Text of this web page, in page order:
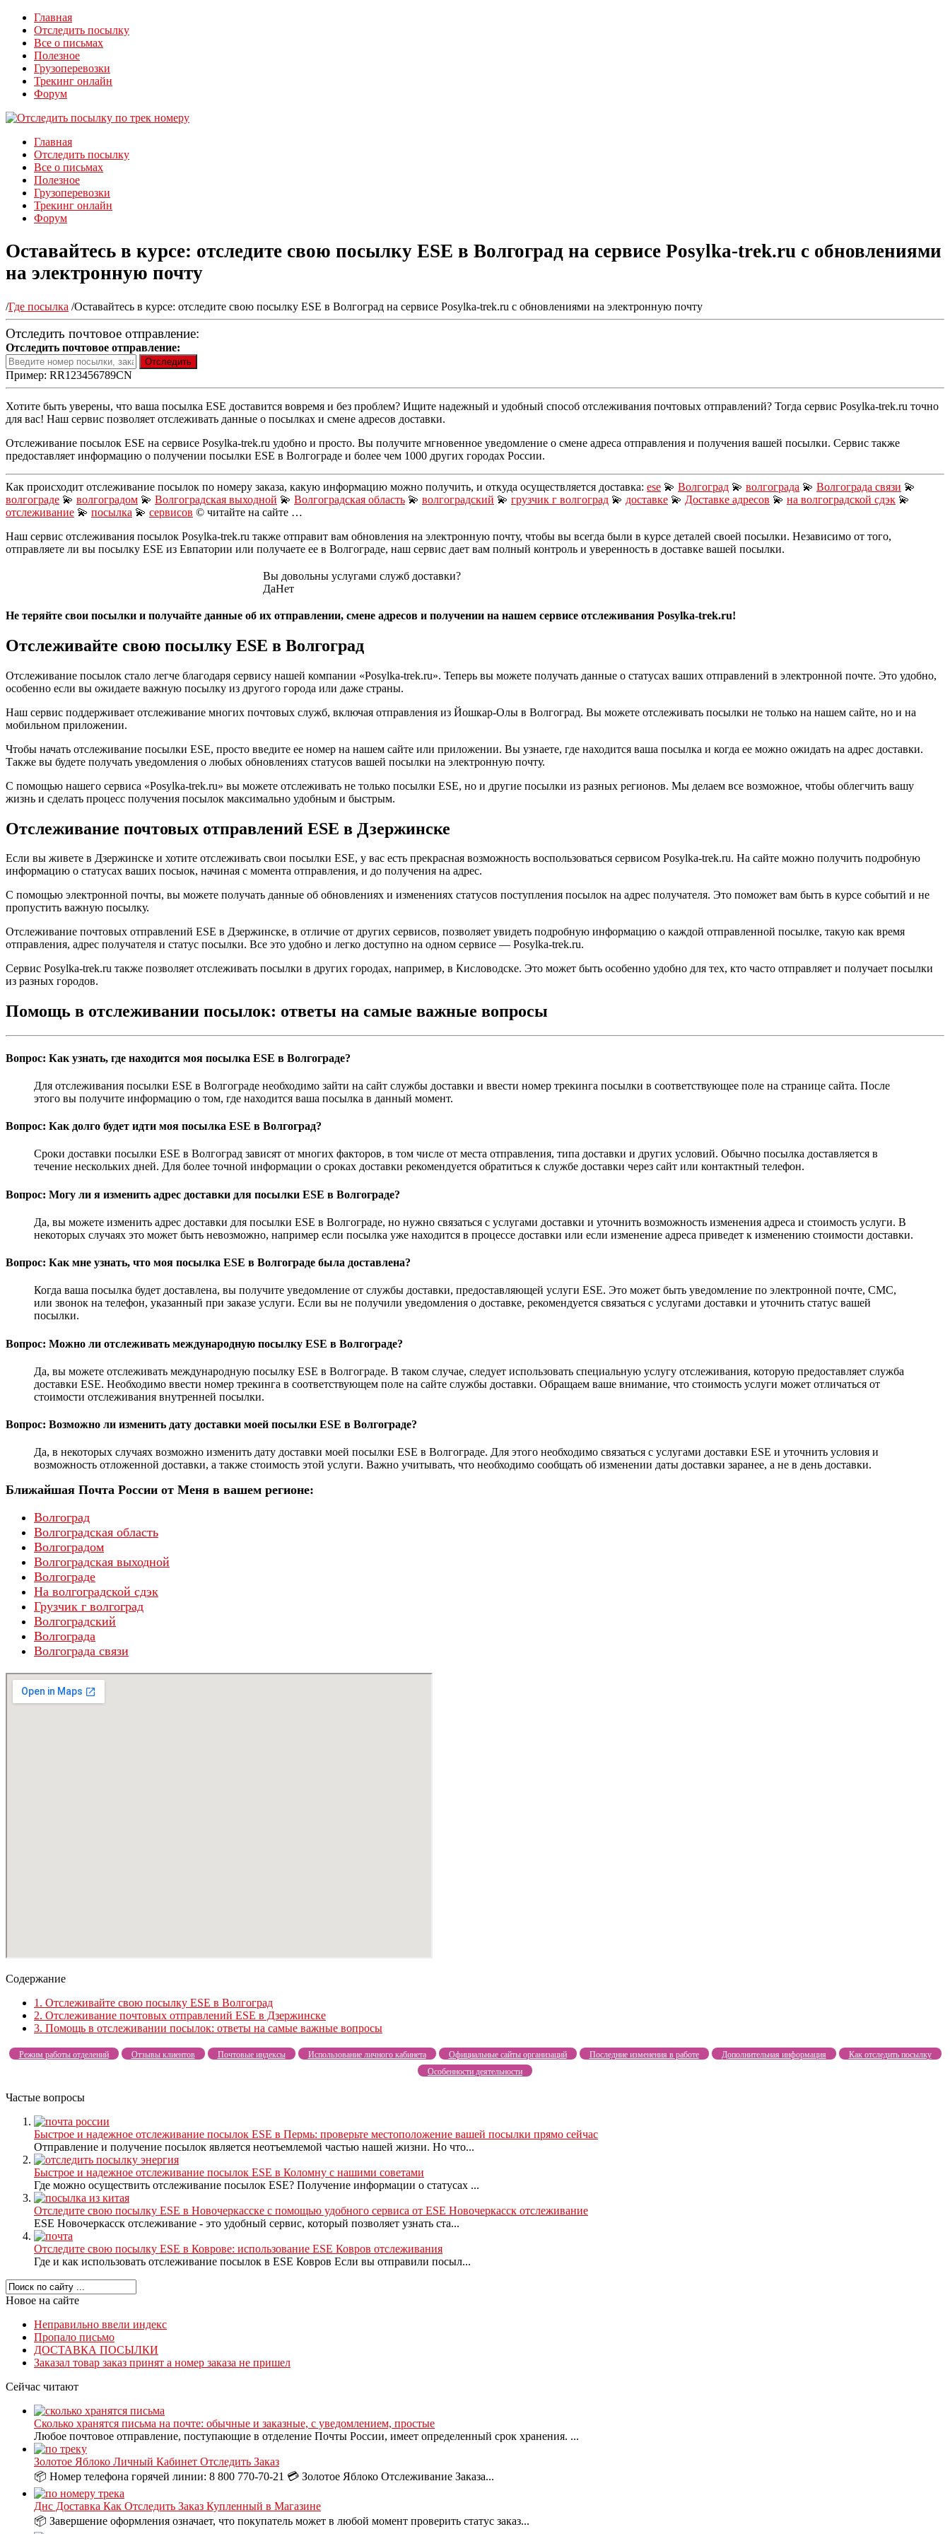
Главная
Отследить посылку
Все о письмах
Полезное
Грузоперевозки
Трекинг онлайн
Форум
Главная
Отследить посылку
Все о письмах
Полезное
Грузоперевозки
Трекинг онлайн
Форум
Оставайтесь в курсе: отследите свою посылку ESE в Волгоград на сервисе Posylka-trek.ru с обновлениями
на электронную почту
/Где посылка /Оставайтесь в курсе: отследите свою посылку ESE в Волгоград на сервисе Posylka-trek.ru с обновлениями на электронную почту
Отследить почтовое отправление:
Отследить почтовое отправление:
Пример: RR123456789CN
Хотите быть уверены, что ваша посылка ESE доставится вовремя и без проблем? Ищите надежный и удобный способ отслеживания почтовых отправлений? Тогда сервис Posylka-trek.ru точно
для вас! Наш сервис позволяет отслеживать данные о посылках и смене адресов доставки.
Отслеживание посылок ESE на сервисе Posylka-trek.ru удобно и просто. Вы получите мгновенное уведомление о смене адреса отправления и получения вашей посылки. Сервис также
предоставляет информацию о получении посылки ESE в Волгограде и более чем 1000 других городах России.
Как происходит отслеживание посылок по номеру заказа, какую информацию можно получить, и откуда осуществляется доставка: ese 💫 Волгоград 💫 волгограда 💫 Волгограда связи 💫
волгограде 💫 волгоградом 💫 Волгоградская выходной 💫 Волгоградская область 💫 волгоградский 💫 грузчик г волгоград 💫 доставке 💫 Доставке адресов 💫 на волгоградской сдэк 💫
отслеживание 💫 посылка 💫 сервисов © читайте на сайте …
Наш сервис отслеживания посылок Posylka-trek.ru также отправит вам обновления на электронную почту, чтобы вы всегда были в курсе деталей своей посылки. Независимо от того,
отправляете ли вы посылку ESE из Евпатории или получаете ее в Волгограде, наш сервис дает вам полный контроль и уверенность в доставке вашей посылки.
Вы довольны услугами служб доставки?
ДаНет
Не теряйте свои посылки и получайте данные об их отправлении, смене адресов и получении на нашем сервисе отслеживания Posylka-trek.ru!
Отслеживайте свою посылку ESE в Волгоград
Отслеживание посылок стало легче благодаря сервису нашей компании «Posylka-trek.ru». Теперь вы можете получать данные о статусах ваших отправлений в электронной почте. Это удобно,
особенно если вы ожидаете важную посылку из другого города или даже страны.
Наш сервис поддерживает отслеживание многих почтовых служб, включая отправления из Йошкар-Олы в Волгоград. Вы можете отслеживать посылки не только на нашем сайте, но и на
мобильном приложении.
Чтобы начать отслеживание посылки ESE, просто введите ее номер на нашем сайте или приложении. Вы узнаете, где находится ваша посылка и когда ее можно ожидать на адрес доставки.
Также вы будете получать уведомления о любых обновлениях статусов вашей посылки на электронную почту.
С помощью нашего сервиса «Posylka-trek.ru» вы можете отслеживать не только посылки ESE, но и другие посылки из разных регионов. Мы делаем все возможное, чтобы облегчить вашу
жизнь и сделать процесс получения посылок максимально удобным и быстрым.
Отслеживание почтовых отправлений ESE в Дзержинске
Если вы живете в Дзержинске и хотите отслеживать свои посылки ESE, у вас есть прекрасная возможность воспользоваться сервисом Posylka-trek.ru. На сайте можно получить подробную
информацию о статусах ваших посыок, начиная с момента отправления, и до получения на адрес.
С помощью электронной почты, вы можете получать данные об обновлениях и изменениях статусов поступления посылок на адрес получателя. Это поможет вам быть в курсе событий и не
пропустить важную посылку.
Отслеживание почтовых отправлений ESE в Дзержинске, в отличие от других сервисов, позволяет увидеть подробную информацию о каждой отправленной посылке, такую как время
отправления, адрес получателя и статус посылки. Все это удобно и легко доступно на одном сервисе — Posylka-trek.ru.
Сервис Posylka-trek.ru также позволяет отслеживать посылки в других городах, например, в Кисловодске. Это может быть особенно удобно для тех, кто часто отправляет и получает посылки
из разных городов.
Помощь в отслеживании посылок: ответы на самые важные вопросы
Вопрос: Как узнать, где находится моя посылка ESE в Волгограде?
Для отслеживания посылки ESE в Волгограде необходимо зайти на сайт службы доставки и ввести номер трекинга посылки в соответствующее поле на странице сайта. После
этого вы получите информацию о том, где находится ваша посылка в данный момент.
Вопрос: Как долго будет идти моя посылка ESE в Волгоград?
Сроки доставки посылки ESE в Волгоград зависят от многих факторов, в том числе от места отправления, типа доставки и других условий. Обычно посылка доставляется в
течение нескольких дней. Для более точной информации о сроках доставки рекомендуется обратиться к службе доставки через сайт или контактный телефон.
Вопрос: Могу ли я изменить адрес доставки для посылки ESE в Волгограде?
Да, вы можете изменить адрес доставки для посылки ESE в Волгограде, но нужно связаться с услугами доставки и уточнить возможность изменения адреса и стоимость услуги. В
некоторых случаях это может быть невозможно, например если посылка уже находится в процессе доставки или если изменение адреса приведет к изменению стоимости доставки.
Вопрос: Как мне узнать, что моя посылка ESE в Волгограде была доставлена?
Когда ваша посылка будет доставлена, вы получите уведомление от службы доставки, предоставляющей услуги ESE. Это может быть уведомление по электронной почте, СМС,
или звонок на телефон, указанный при заказе услуги. Если вы не получили уведомления о доставке, рекомендуется связаться с услугами доставки и уточнить статус вашей
посылки.
Вопрос: Можно ли отслеживать международную посылку ESE в Волгограде?
Да, вы можете отслеживать международную посылку ESE в Волгограде. В таком случае, следует использовать специальную услугу отслеживания, которую предоставляет служба
доставки ESE. Необходимо ввести номер трекинга в соответствующем поле на сайте службы доставки. Обращаем ваше внимание, что стоимость услуги может отличаться от
стоимости отслеживания внутренней посылки.
Вопрос: Возможно ли изменить дату доставки моей посылки ESE в Волгограде?
Да, в некоторых случаях возможно изменить дату доставки моей посылки ESE в Волгограде. Для этого необходимо связаться с услугами доставки ESE и уточнить условия и
возможность отложенной доставки, а также стоимость этой услуги. Важно учитывать, что необходимо сообщать об изменении даты доставки заранее, а не в день доставки.
Ближайшая Почта России от Меня в вашем регионе:
Волгоград
Волгоградская область
Волгоградом
Волгоградская выходной
Волгограде
На волгоградской сдэк
Грузчик г волгоград
Волгоградский
Волгограда
Волгограда связи
Содержание
1. Отслеживайте свою посылку ESE в Волгоград
2. Отслеживание почтовых отправлений ESE в Дзержинске
3. Помощь в отслеживании посылок: ответы на самые важные вопросы
Режим работы отделений Отзывы клиентов Почтовые индексы Использование личного кабинета Официальные сайты организаций Последние изменения в работе Дополнительная информация
Как отследить посылку
Особенности деятельности
Частые вопросы
Быстрое и надежное отслеживание посылок ESE в Пермь: проверьте местоположение вашей посылки прямо сейчас
Отправление и получение посылок является неотъемлемой частью нашей жизни. Но что...
Быстрое и надежное отслеживание посылок ESE в Коломну с нашими советами
Где можно осуществить отслеживание посылок ESE? Получение информации о статусах ...
Отследите свою посылку ESE в Новочеркасске с помощью удобного сервиса от ESE Новочеркасск отслеживание
ESE Новочеркасск отслеживание - это удобный сервис, который позволяет узнать ста...
Отследите свою посылку ESE в Коврове: использование ESE Ковров отслеживания
Где и как использовать отслеживание посылок в ESE Ковров Если вы отправили посыл...
Новое на сайте
Неправильно ввели индекс
Пропало письмо
ДОСТАВКА ПОСЫЛКИ
Заказал товар заказ принят а номер заказа не пришел
Сейчас читают
Сколько хранятся письма на почте: обычные и заказные, с уведомлением, простые
Любое почтовое отправление, поступающие в отделение Почты России, имеет определенный срок хранения. ...
Золотое Яблоко Личный Кабинет Отследить Заказ
📦 Номер телефона горячей линии: 8 800 770-70-21 💳 Золотое Яблоко Отслеживание Заказа...
Днс Доставка Как Отследить Заказ Купленный в Магазине
📦 Завершение оформления означает, что покупатель может в любой момент проверить статус заказ...